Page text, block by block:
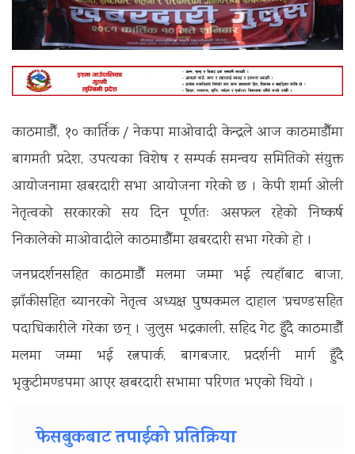
काठमाडौँ, १० कार्तिक / नेकपा माओवादी केन्द्रले आज काठमाडौँमा
बागमती प्रदेश, उपत्यका विशेष र सम्पर्क समन्वय समितिको संयुक्त
आयोजनामा खबरदारी सभा आयोजना गरेको छ । केपी शर्मा ओली
नेतृत्वको सरकारको सय दिन पूर्णतः असफल रहेको निष्कर्ष
निकालेको माओवादीले काठमाडौँमा खबरदारी सभा गरेको हो ।
जनप्रदर्शनसहित काठमाडौँ मलमा जम्मा भई त्यहाँबाट बाजा,
झाँकीसहित ब्यानरको नेतृत्व अध्यक्ष पुष्पकमल दाहाल ‘प्रचण्ड’सहित
पदाधिकारीले गरेका छन् । जुलुस भद्रकाली, सहिद गेट हुँदै काठमाडौँ
मलमा जम्मा भई रत्नपार्क, बागबजार, प्रदर्शनी मार्ग हुँदै
भृकुटीमण्डपमा आएर खबरदारी सभामा परिणत भएको थियो ।
फेसबुकबाट तपाईको प्रतिक्रिया